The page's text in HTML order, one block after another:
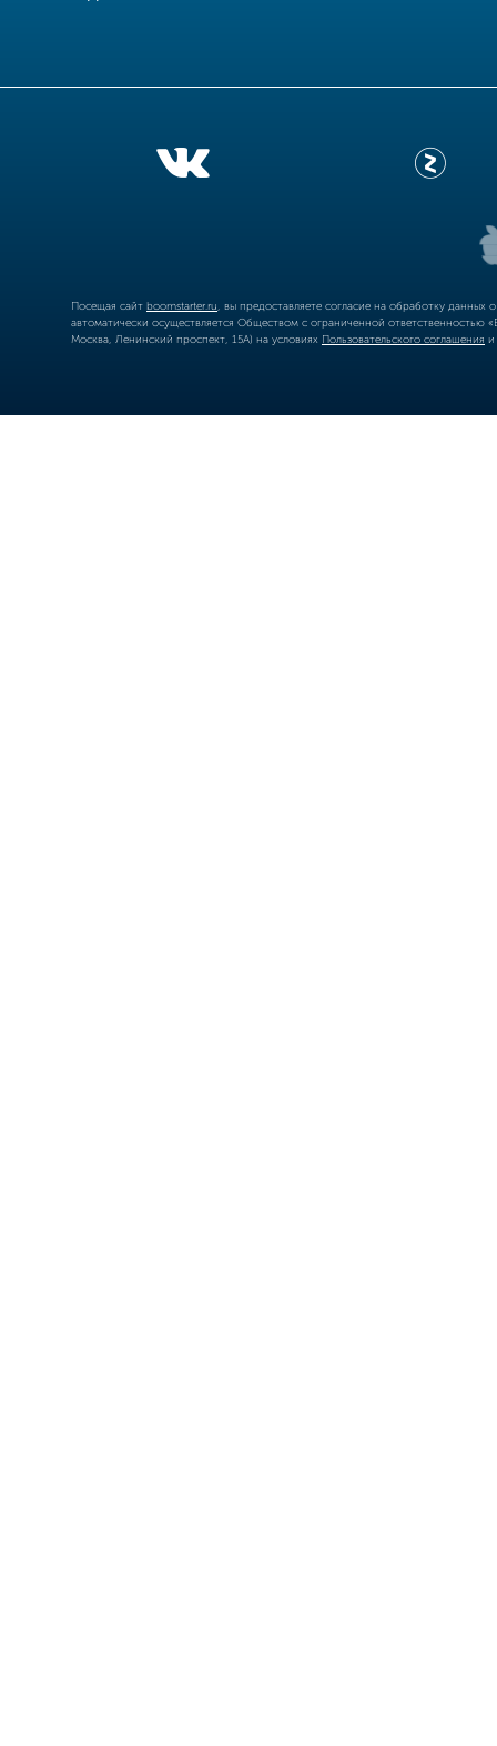
Посещая сайт boomstarter.ru , вы предоставляете согласие на обработку
автоматически осуществляется Обществом с ограниченной
Москва, Ленинский проспект, 15А) на условиях Пользовательского соглашения и